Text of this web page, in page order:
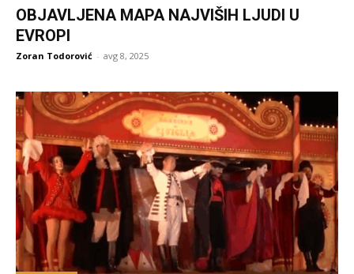
OBJAVLJENA MAPA NAJVIŠIH LJUDI U
EVROPI
Zoran Todorović - avg 8, 2025